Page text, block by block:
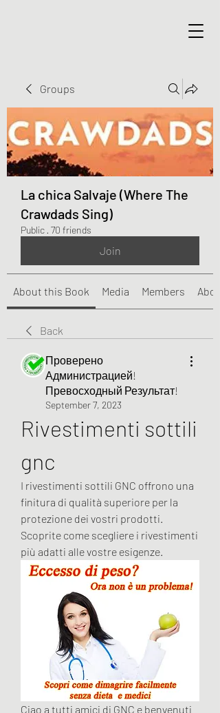
Groups
La chica Salvaje (Where The
Crawdads Sing)
Public · 70 friends
Join
About this Book Media Members About
Back
Проверено
Администрацией!
Превосходный Результат!
September 7, 2023
Rivestimenti sottili
gnc
I rivestimenti sottili GNC offrono una
finitura di qualità superiore per la
protezione dei vostri prodotti.
Scoprite come scegliere i rivestimenti
più adatti alle vostre esigenze.
Ciao a tutti amici di GNC e benvenuti